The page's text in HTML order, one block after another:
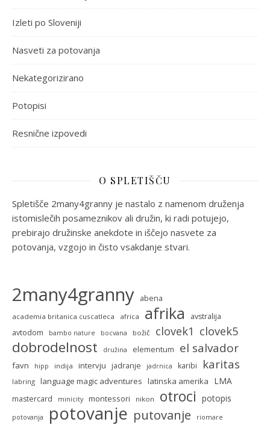
Izleti po Sloveniji
Nasveti za potovanja
Nekategorizirano
Potopisi
Resnične izpovedi
O SPLETIŠČU
Spletišče 2many4granny je nastalo z namenom druženja
istomislečih posameznikov ali družin, ki radi potujejo,
prebirajo družinske anekdote in iščejo nasvete za
potovanja, vzgojo in čisto vsakdanje stvari.
2many4granny abena
academia britanica cuscatleca africa afrika
avstralija
avtodom
bambo nature bocvana božič clovek1 clovek5
dobrodelnost družina elementum el salvador
favn hipp indija intervju jadranje jadrnica karibi karitas
labring language magic adventures latinska amerika LMA
mastercard minicity montessori nikon otroci potopis
potovanja potovanje putovanje riomare